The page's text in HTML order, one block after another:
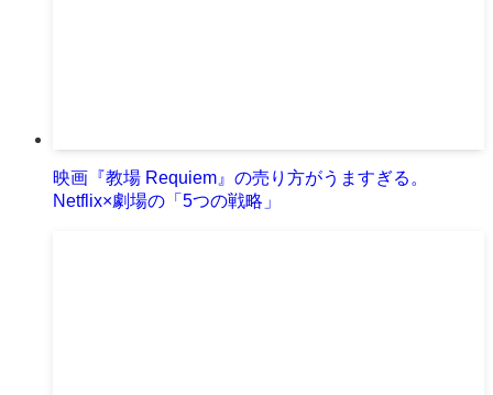
映画『教場 Requiem』の売り方がうますぎる。
Netflix×劇場の「5つの戦略」